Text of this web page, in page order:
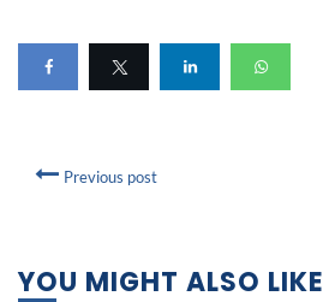
Previous post
YOU MIGHT ALSO LIKE